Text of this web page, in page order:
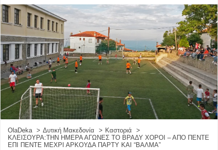
OlaDeka Δυτική Μακεδονία
Καστοριά
ΚΛΕΙΣΟΥΡΑ:ΤΗΝ ΗΜΕΡΑ ΑΓΩΝΕΣ ΤΟ ΒΡΑΔΥ ΧΟΡΟΙ – ΑΠΟ ΠΕΝΤΕ
ΕΠΙ ΠΕΝΤΕ ΜΕΧΡΙ ΑΡΚΟΥΔΑ ΠΑΡΤΥ ΚΑΙ “ΒΑΛΜΑ”